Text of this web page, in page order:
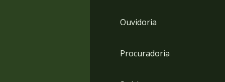
Ouvidoria
Procuradoria